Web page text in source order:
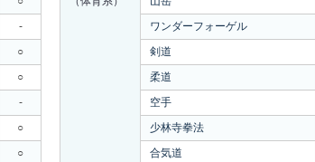
-
○
○
-
○
○
ワンダーフォーゲル
剣道
柔道
空手
少林寺拳法
合気道